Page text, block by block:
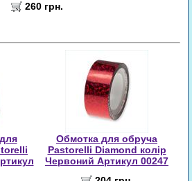
260 грн.
Обмотка для обруча
Pastorelli Diamond колір
Червоний Артикул 00247